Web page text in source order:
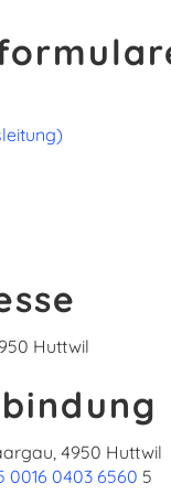
Huttwil
4950 Huttwil
0016 0403 6560 5